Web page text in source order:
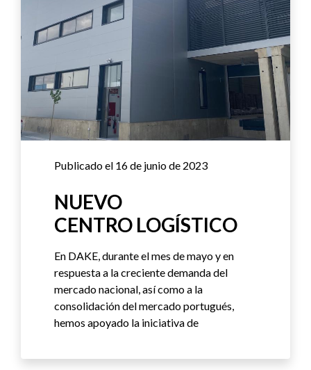
Publicado el 16 de junio de 2023
NUEVO
CENTRO LOGÍSTICO
En DAKE, durante el mes de mayo y en
respuesta a la creciente demanda del
mercado nacional, así como a la
consolidación del mercado portugués,
hemos apoyado la iniciativa de